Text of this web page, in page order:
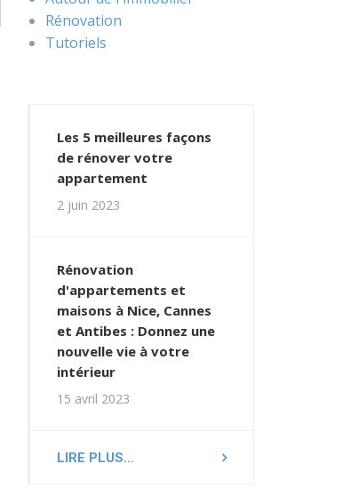
Rénovation
Tutoriels
Les 5 meilleures façons
de rénover votre
appartement
2 juin 2023
Rénovation
d'appartements et
maisons à Nice, Cannes
et Antibes : Donnez une
nouvelle vie à votre
intérieur
15 avril 2023
LIRE PLUS...